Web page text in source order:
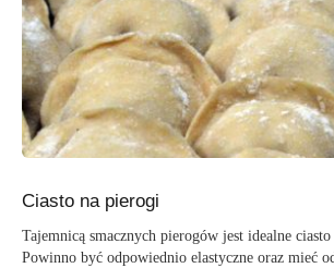
Ciasto na pierogi
Tajemnicą smacznych pierogów jest idealne
Powinno być odpowiednio elastyczne oraz mieć